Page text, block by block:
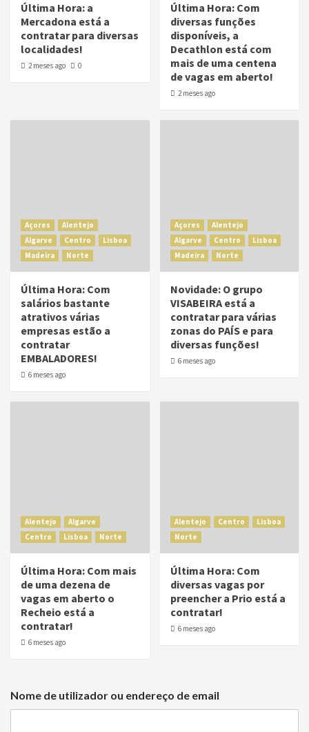
Última Hora: a
Mercadona está a
contratar para diversas
localidades!
2 meses ago 0
Última Hora: Com
diversas funções
disponíveis, a
Decathlon está com
mais de uma centena
de vagas em aberto!
2 meses ago
Açores
Alentejo
Algarve
Centro
Lisboa
Madeira
Norte
Última Hora: Com
salários bastante
atrativos várias
empresas estão a
contratar
EMBALADORES!
6 meses ago
Açores
Alentejo
Algarve
Centro
Lisboa
Madeira
Norte
Novidade: O grupo
VISABEIRA está a
contratar para várias
zonas do PAÍS e para
diversas funções!
6 meses ago
Alentejo
Algarve
Centro
Lisboa Norte
Última Hora: Com mais
de uma dezena de
vagas em aberto o
Recheio está a
contratar!
6 meses ago
Alentejo Centro
Lisboa
Norte
Última Hora: Com
diversas vagas por
preencher a Prio está a
contratar!
6 meses ago
Nome de utilizador ou endereço de email